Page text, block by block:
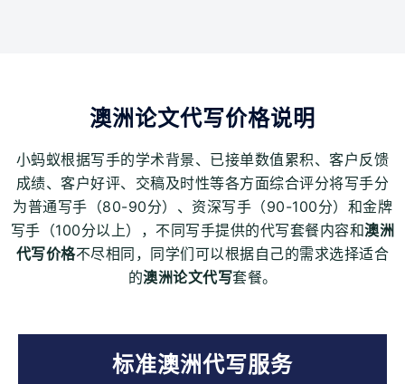
澳洲论文代写价格说明
小蚂蚁根据写手的学术背景、已接单数值累积、客户反馈
成绩、客户好评、交稿及时性等各方面综合评分将写手分
为普通写手（80-90分）、资深写手（90-100分）和金牌
写手（100分以上），不同写手提供的代写套餐内容和澳洲
代写价格不尽相同，同学们可以根据自己的需求选择适合
的澳洲论文代写套餐。
标准澳洲代写服务